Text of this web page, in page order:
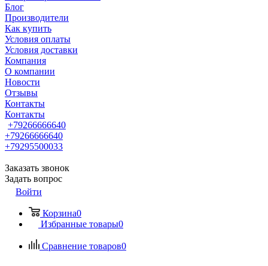
Блог
Производители
Как купить
Условия оплаты
Условия доставки
Компания
О компании
Новости
Отзывы
Контакты
Контакты
+79266666640
+79266666640
+79295500033
Заказать звонок
Задать вопрос
Войти
Корзина0
Избранные товары0
Сравнение товаров0